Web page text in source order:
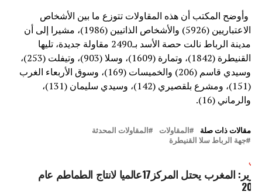
وأوضح المكتب أن هذه المقاولات تتوزع ما بين الأشخاص
الاعتباريين (5926) والأشخاص الذاتيين (1986)، مشيرا إلى أن
مدينة الرباط نالت حصة الأسد بـ2490 مقاولة جديدة، تليها
القنيطرة (1842)، وتمارة (1609)، وسلا (903)، وتيفلت (253)،
وسيدي قاسم (206) والخميسات (169)، وسوق الأربعاء الغرب
(151)، ومشرع بلقصيري (142)، وسيدي سليمان (131)،
والرماني (16).
مقالات ذات صلة المقاولات
المقاولات المحدثة
جهة الرباط سلا القنيطرة
تقرير: المغرب يحتل المركز17عالميا لانتاج الطماطم عام